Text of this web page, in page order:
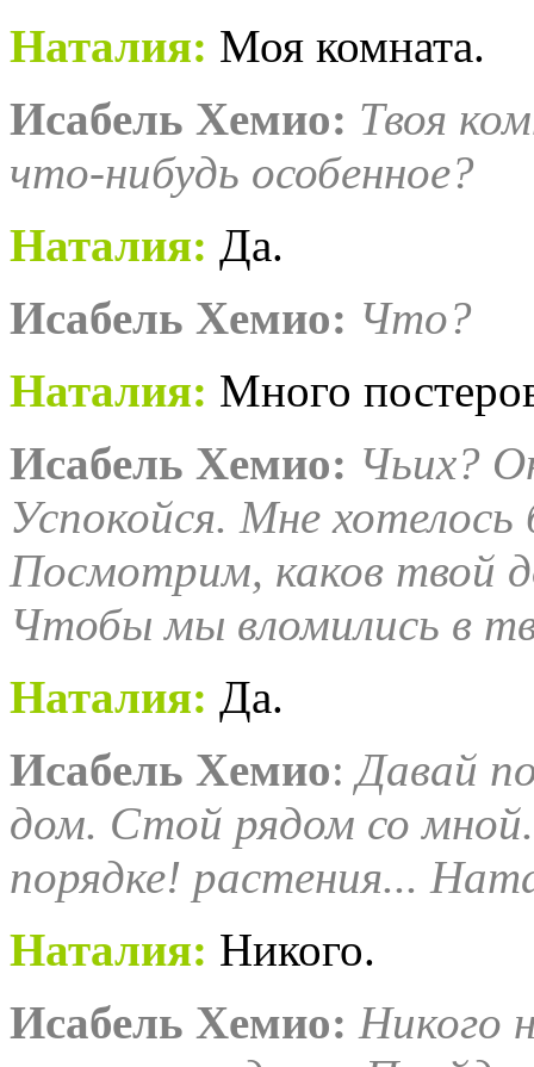
Наталия: Моя комната.
Исабель Хемио: Твоя
что-нибудь особенное?
Наталия: Да.
Исабель Хемио: Что?
Наталия: Много
Исабель Хемио: Чьих?
Успокойся. Мне
Посмотрим, каков твой
Чтобы мы вломились в
Наталия: Да.
Исабель Хемио:Давай
дом. Стой рядом со
порядке! растения...
Наталия: Никого.
Исабель Хемио: Никого